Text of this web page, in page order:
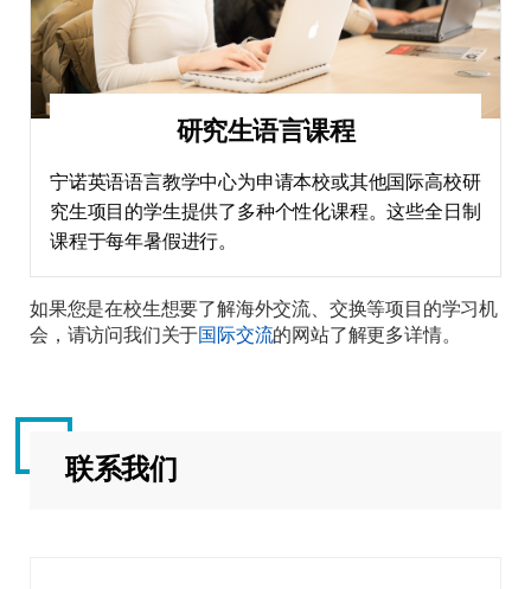
研究生语言课程
宁诺英语语言教学中心为申请本校或其他国际高校研
究生项目的学生提供了多种个性化课程。这些全日制
课程于每年暑假进行。
如果您是在校生想要了解海外交流、交换等项目的学习机
会，请访问我们关于国际交流的网站了解更多详情。
联系我们